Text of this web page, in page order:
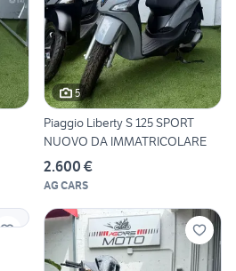
5
Piaggio Liberty S 125 SPORT
NUOVO DA IMMATRICOLARE
2.600 €
AG CARS